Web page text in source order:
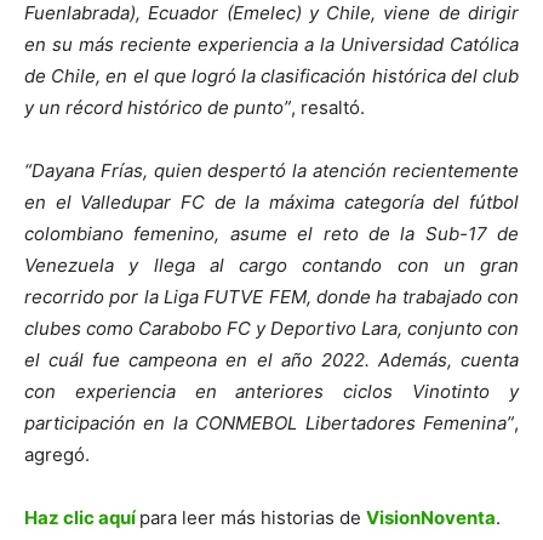
Fuenlabrada), Ecuador (Emelec) y Chile, viene de dirigir
en su más reciente experiencia a la Universidad Católica
de Chile, en el que logró la clasificación histórica del club
y un récord histórico de punto”, resaltó.
“Dayana Frías, quien despertó la atención recientemente
en el Valledupar FC de la máxima categoría del fútbol
colombiano femenino, asume el reto de la Sub-17 de
Venezuela y llega al cargo contando con un gran
recorrido por la Liga FUTVE FEM, donde ha trabajado con
clubes como Carabobo FC y Deportivo Lara, conjunto con
el cuál fue campeona en el año 2022. Además, cuenta
con experiencia en anteriores ciclos Vinotinto y
participación en la CONMEBOL Libertadores Femenina”,
agregó.
Haz clic aquí para leer más historias de VisionNoventa.